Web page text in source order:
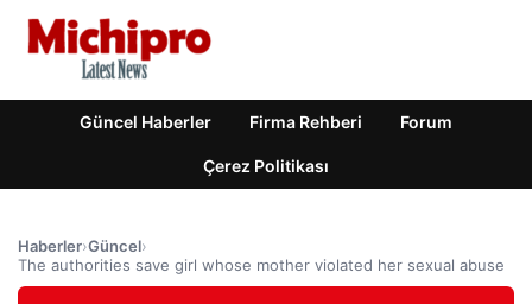
Güncel Haberler Firma Rehberi Forum
Çerez Politikası
Haberler›Güncel›
The authorities save girl whose mother violated her sexual abuse